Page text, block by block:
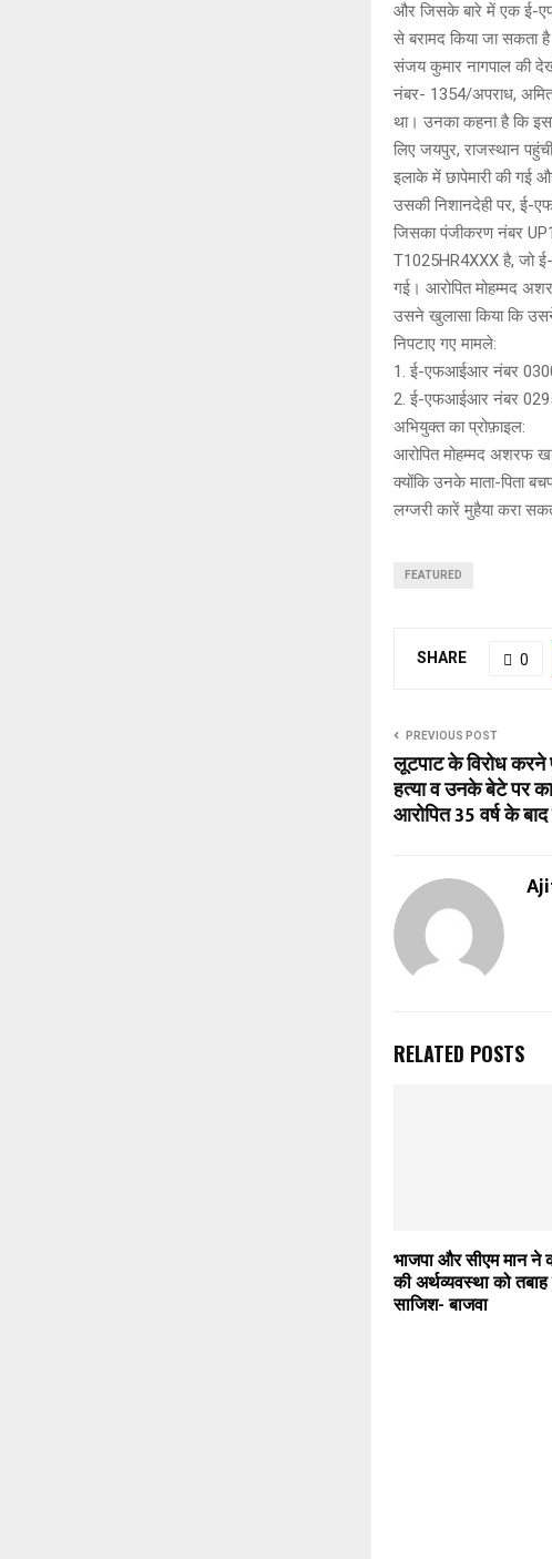
और जिसके बारे में एक ई-
से बरामद किया जा सकता
संजय कुमार नागपाल की
नंबर- 1354/अपराध,
था। उनका कहना है कि
लिए जयपुर, राजस्थान
इलाके में छापेमारी की गई
उसकी निशानदेही पर, ई-
जिसका पंजीकरण नंबर
T1025HR4XXX है, जो
गई। आरोपित मोहम्मद
उसने खुलासा किया कि
निपटाए गए मामले:
1. ई-एफआईआर नंबर
2. ई-एफआईआर नंबर
अभियुक्त का प्रोफ़ाइल:
आरोपित मोहम्मद अशरफ
क्योंकि उनके माता-पिता
लग्जरी कारें मुहैया करा
FEATURED
SHARE 0
PREVIOUS POST
लूटपाट के विरोध
हत्या व उनके बेटे पर
आरोपित 35 वर्ष के
RELATED POSTS
भाजपा और सीएम मान ने
की अर्थव्यवस्था को
साजिश- बाजवा